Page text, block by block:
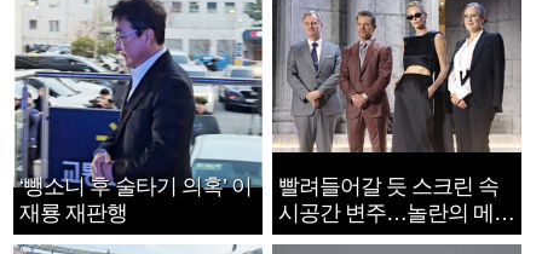
‘뺑소니 후 술타기 의혹’ 이
재룡 재판행
빨려들어갈 듯 스크린 속
시공간 변주…놀란의 메시
지는 ‘전쟁 속죄’